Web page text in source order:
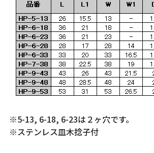
※5-13, 6-18, 6-23は２ヶ穴です。
※ステンレス皿木捻子付